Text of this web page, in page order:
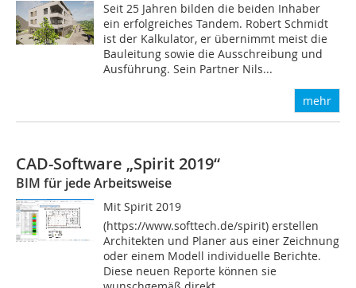
Seit 25 Jahren bilden die beiden Inhaber
ein erfolgreiches Tandem. Robert Schmidt
ist der Kalkulator, er übernimmt meist die
Bauleitung sowie die Ausschreibung und
Ausführung. Sein Partner Nils...
mehr
CAD-Software „Spirit 2019“
BIM für jede Arbeitsweise
Mit Spirit 2019
(https://www.softtech.de/spirit) erstellen
Architekten und Planer aus einer Zeichnung
oder einem Modell individuelle Berichte.
Diese neuen Reporte können sie